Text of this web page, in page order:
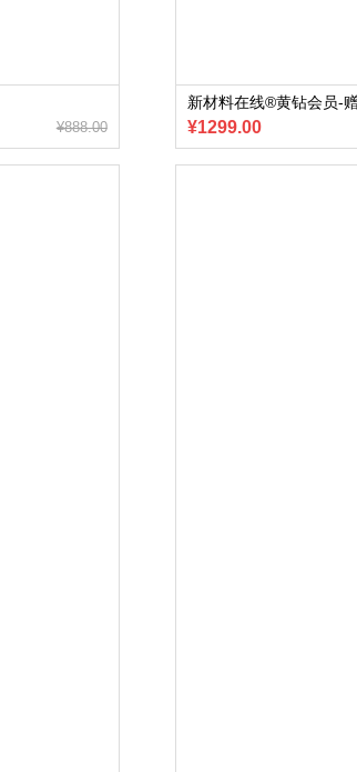
¥888.00
新材料在线®黄钻会员-
¥1299.00